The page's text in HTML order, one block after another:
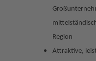
Region
Attraktive,